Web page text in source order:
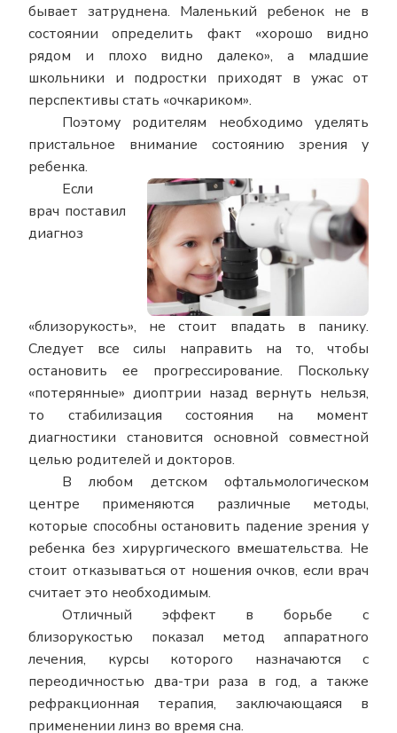
бывает затруднена. Маленький ребенок не в
состоянии определить факт «хорошо видно
рядом и плохо видно далеко», а младшие
школьники и подростки приходят в ужас от
перспективы стать «очкариком».
Поэтому родителям необходимо уделять
пристальное внимание состоянию зрения у
ребенка.
Если
врач поставил
диагноз
«близорукость», не стоит впадать в панику.
Следует все силы направить на то, чтобы
остановить ее прогрессирование. Поскольку
«потерянные» диоптрии назад вернуть нельзя,
то стабилизация состояния на момент
диагностики становится основной совместной
целью родителей и докторов.
В любом детском офтальмологическом
центре применяются различные методы,
которые способны остановить падение зрения у
ребенка без хирургического вмешательства. Не
стоит отказываться от ношения очков, если врач
считает это необходимым.
Отличный эффект в борьбе с
близорукостью показал метод аппаратного
лечения, курсы которого назначаются с
переодичностью два-три раза в год, а также
рефракционная терапия, заключающаяся в
применении линз во время сна.